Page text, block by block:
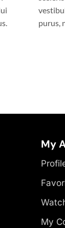
purus,
My
My